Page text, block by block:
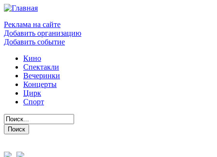
Реклама на сайте
Добавить организацию
Добавить событие
Кино
Спектакли
Вечеринки
Концерты
Цирк
Спорт